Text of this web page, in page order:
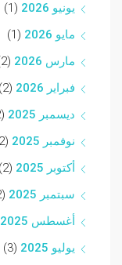
يونيو 2026
(1)
مايو 2026
(1)
مارس 2026
(2)
فبراير 2026
(2)
ديسمبر 2025
(2)
نوفمبر 2025
(2)
أكتوبر 2025
(2)
سبتمبر 2025
(2)
أغسطس 2025
يوليو 2025
(3)